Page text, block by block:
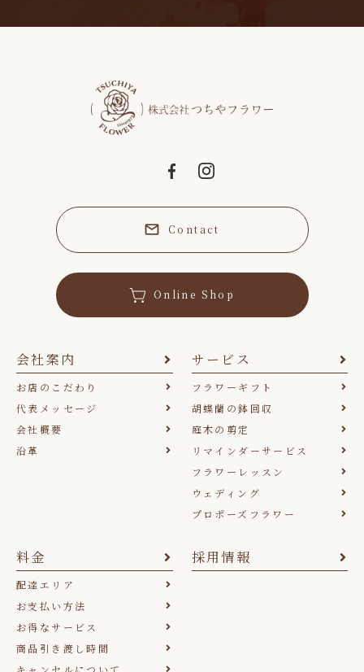
Contact
Online Shop
会社案内
お店のこだわり
代表メッセージ
会社概要
沿革
サービス
フラワーギフト
胡蝶蘭の鉢回収
庭木の剪定
リマインダーサービス
フラワーレッスン
ウェディング
プロポーズフラワー
料金
配達エリア
お支払い方法
お得なサービス
商品引き渡し時間
キャンセルについて
採用情報